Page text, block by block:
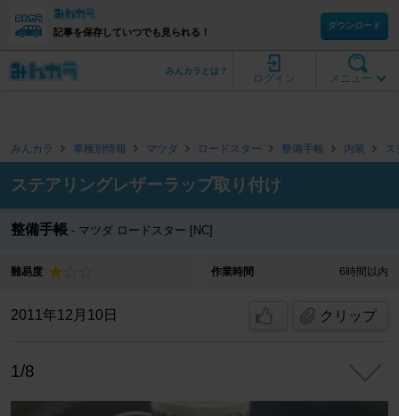
記事を保存していつでも見られる！
ダウンロード
メニュー
ログイン
みんカラとは？
みんカラ 車種別情報 マツダ ロードスター 整備手帳 内装 ス
ステアリングレザーラップ取り付け
整備手帳 マツダ ロードスター [NC]
難易度 作業時間 6時間以内
2011年12月10日 クリップ
1/8